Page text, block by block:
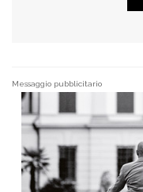
Messaggio pubblicitario